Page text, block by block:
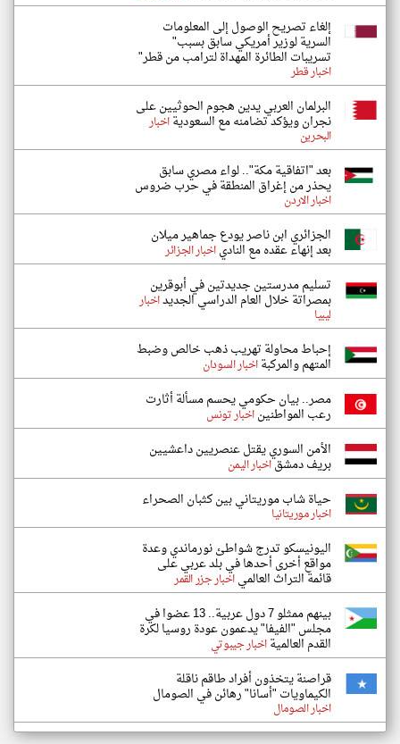
إلغاء تصريح الوصول إلى المعلومات
السرية لوزير أمريكي سابق بسبب"
تسريبات الطائرة المهداة لترامب من قطر"
اخبار قطر
البرلمان العربي يدين هجوم الحوثيين على
نجران ويؤكد تضامنه مع السعوديةاخبار
البحرين
بعد "اتفاقية مكة".. لواء مصري سابق
يحذر من إغراق المنطقة في حرب ضروس
اخبار الاردن
الجزائري ابن ناصر يودع جماهير ميلان
بعد إنهاء عقده مع النادياخبار الجزائر
تسليم مدرستين جديدتين في أبوقرين
بمصراتة خلال العام الدراسي الجديداخبار
ليبيا
إحباط محاولة تهريب ذهب خالص وضبط
المتهم والمركبةاخبار السودان
مصر.. بيان حكومي يحسم مسألة أثارت
رعب المواطنيناخبار تونس
الأمن السوري يقتل عنصريين داعشيين
بريف دمشقاخبار اليمن
حياة شاب موريتاني بين كثبان الصحراء
اخبار موريتانيا
اليونيسكو تدرج شواطئ نورماندي وعدة
مواقع أخرى أحدها في بلد عربي على
قائمة التراث العالمياخبار جزر القمر
بينهم ممثلو 7 دول عربية.. 13 عضوا في
مجلس "الفيفا" يدعمون عودة روسيا لكرة
القدم العالميةاخبار جيبوتي
قراصنة يتخذون أفراد طاقم ناقلة
الكيماويات "أسانا" رهائن في الصومال
اخبار الصومال